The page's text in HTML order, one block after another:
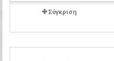
Σύγκριση